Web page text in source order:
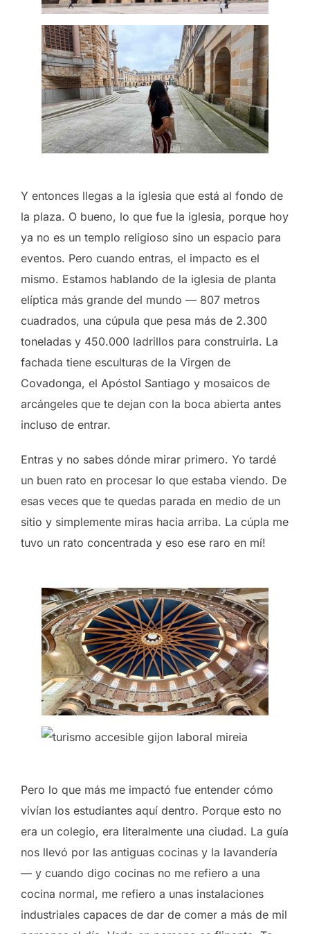
Y entonces llegas a la iglesia que está al fondo de
la plaza. O bueno, lo que fue la iglesia, porque hoy
ya no es un templo religioso sino un espacio para
eventos. Pero cuando entras, el impacto es el
mismo. Estamos hablando de la iglesia de planta
elíptica más grande del mundo — 807 metros
cuadrados, una cúpula que pesa más de 2.300
toneladas y 450.000 ladrillos para construirla. La
fachada tiene esculturas de la Virgen de
Covadonga, el Apóstol Santiago y mosaicos de
arcángeles que te dejan con la boca abierta antes
incluso de entrar.
Entras y no sabes dónde mirar primero. Yo tardé
un buen rato en procesar lo que estaba viendo. De
esas veces que te quedas parada en medio de un
sitio y simplemente miras hacia arriba. La cúpla me
tuvo un rato concentrada y eso ese raro en mí!
Pero lo que más me impactó fue entender cómo
vivían los estudiantes aquí dentro. Porque esto no
era un colegio, era literalmente una ciudad. La guía
nos llevó por las antiguas cocinas y la lavandería
— y cuando digo cocinas no me refiero a una
cocina normal, me refiero a unas instalaciones
industriales capaces de dar de comer a más de mil